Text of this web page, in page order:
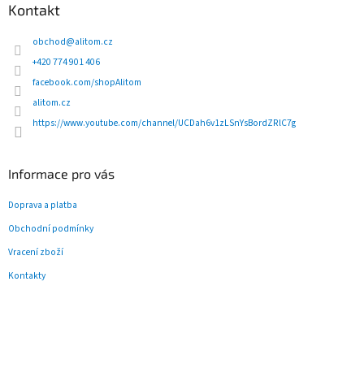
Kontakt
obchod@alitom.cz
+420 774 901 406
facebook.com/shopAlitom
alitom.cz
https://www.youtube.com/channel/UCDah6v1zLSnYsBordZRlC7g
Informace pro vás
Doprava a platba
Obchodní podmínky
Vracení zboží
Kontakty